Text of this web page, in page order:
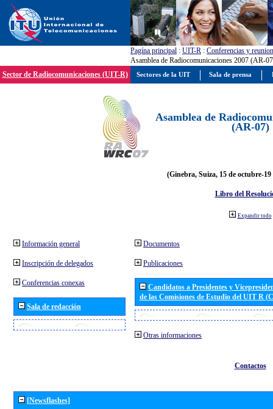
Pagína principal : UIT-R : Conferencias y
Asamblea de Radiocomunicaciones 2007 (AR-
Sector de Radiocomunicaciones (UIT-R)
Asamblea de
(AR-07)
(Ginebra, Suiza, 15 de octubre-19
Libro del
Expandir todo
Información general
Inscripción de delegados
Conferencias conexas
Sala de redacción
Documentos
Publicaciones
Candidatos a Presidentes y
de las Comisiones de Estudio del UIT R
Otras informaciones
Contactos
[Newsflashes]
Sectores de la UIT Sala de prensa